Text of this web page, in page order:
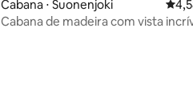
Cabana ⋅ Suonenjoki 4,58
Cabana de madeira com vista